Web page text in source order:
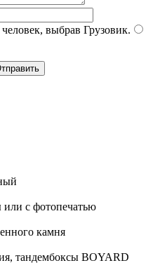
выбрав Грузовик.
с фотопечатью
камня
тандембоксы BOYARD